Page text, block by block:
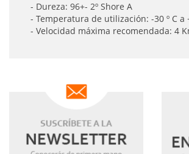
- Dureza: 96+- 2º Shore A
- Temperatura de utilización: -30 º C
- Velocidad máxima recomendada: 4